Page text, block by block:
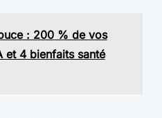
: 200 % de vos
et 4 bienfaits santé